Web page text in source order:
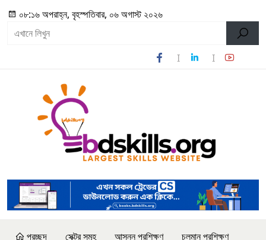
০৮:১৬ অপরাহ্ন, বৃহস্পতিবার, ০৬ অগাস্ট ২০২৬
প্রচ্ছদ সেক্টর সমূহ আসন্ন প্রশিক্ষণ চলমান প্রশিক্ষণ